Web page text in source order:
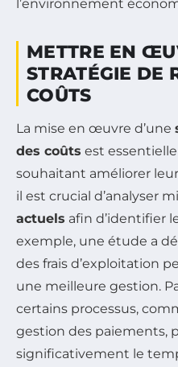
l’environnement
METTRE EN
STRATÉGIE DE
COÛTS
La mise en œuvre d’une
des coûts est
souhaitant améliorer leur
il est crucial d’analyser
actuels afin d’identifier
exemple, une étude a
des frais d’exploitation
une meilleure gestion.
certains processus,
gestion des paiements,
significativement le